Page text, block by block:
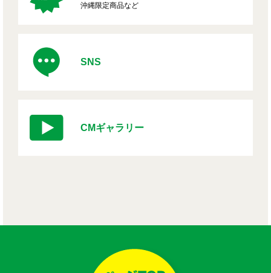
沖縄限定商品など
SNS
CMギャラリー